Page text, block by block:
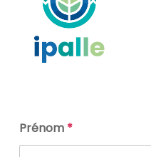
Prénom *